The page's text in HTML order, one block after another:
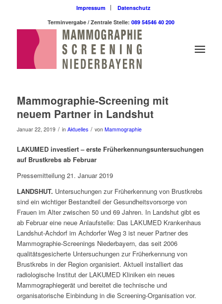
Impressum
Datenschutz
Terminvergabe / Zentrale Stelle: 089 54546 40 200
Mammographie-Screening mit
neuem Partner in Landshut
Januar 22, 2019 / in Aktuelles / von Mammographie
LAKUMED investiert – erste Früherkennungsuntersuchungen
auf Brustkrebs ab Februar
Pressemitteilung 21. Januar 2019
LANDSHUT. Untersuchungen zur Früherkennung von Brustkrebs
sind ein wichtiger Bestandteil der Gesundheitsvorsorge von
Frauen im Alter zwischen 50 und 69 Jahren. In Landshut gibt es
ab Februar eine neue Anlaufstelle: Das LAKUMED Krankenhaus
Landshut-Achdorf im Achdorfer Weg 3 ist neuer Partner des
Mammographie-Screenings Niederbayern, das seit 2006
qualitätsgesicherte Untersuchungen zur Früherkennung von
Brustkrebs in der Region organisiert. Aktuell installiert das
radiologische Institut der LAKUMED Kliniken ein neues
Mammographiegerät und bereitet die technische und
organisatorische Einbindung in die Screening-Organisation vor.